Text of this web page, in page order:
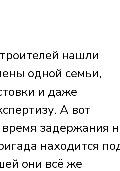
нашли
одной семьи,
и даже
А вот
задержания
находится
они всё же